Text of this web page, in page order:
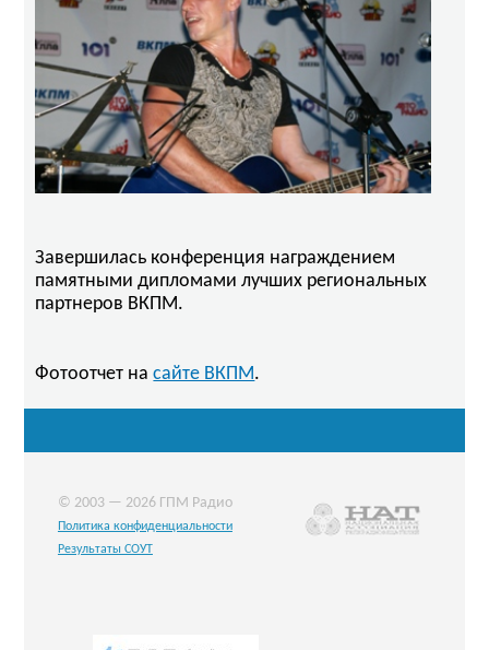
Завершилась конференция награждением
памятными дипломами лучших региональных
партнеров ВКПМ.
Фотоотчет насайте ВКПМ.
© 2003 — 2026 ГПМ Радио
Политика конфиденциальности
Результаты СОУТ